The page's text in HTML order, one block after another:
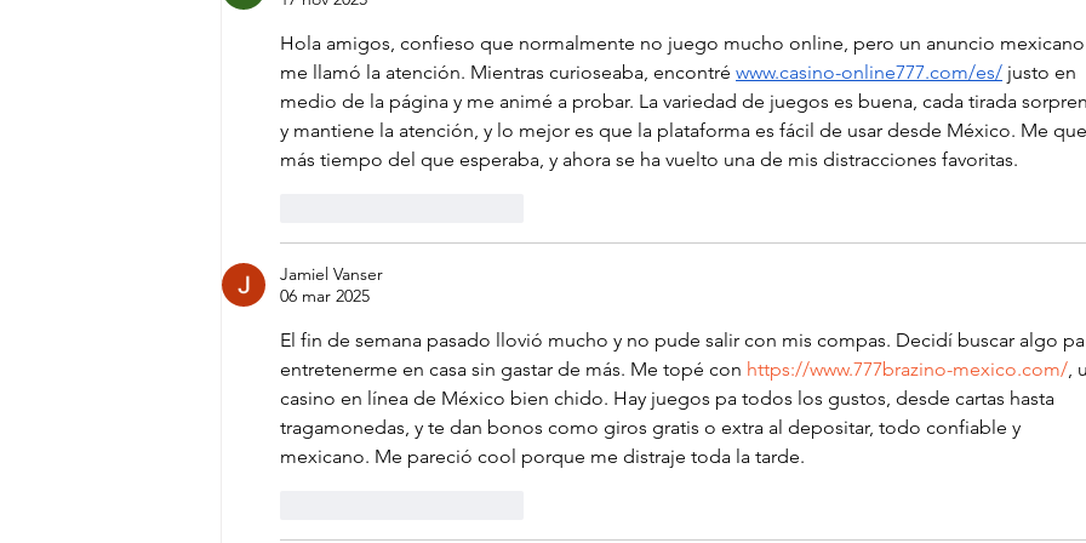
Hola amigos, confieso que normalmente no juego mucho online, pero un anuncio mexicano
me llamó la atención. Mientras curioseaba, encontré www.casino-online777.com/es/ justo en
medio de la página y me animé a probar. La variedad de juegos es buena, cada tirada
y mantiene la atención, y lo mejor es que la plataforma es fácil de usar desde México. Me
más tiempo del que esperaba, y ahora se ha vuelto una de mis distracciones favoritas.
Jamiel Vanser
06 mar 2025
El fin de semana pasado llovió mucho y no pude salir con mis compas. Decidí buscar algo pa
entretenerme en casa sin gastar de más. Me topé con https://www.777brazino-mexico.com/,
casino en línea de México bien chido. Hay juegos pa todos los gustos, desde cartas hasta
tragamonedas, y te dan bonos como giros gratis o extra al depositar, todo confiable y
mexicano. Me pareció cool porque me distraje toda la tarde.